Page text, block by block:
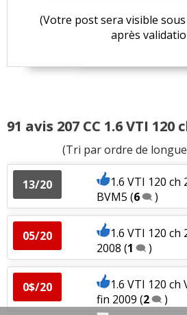
(Votre post sera visible
après
91 avis 207 CC 1.6 VTI 120
(Tri par ordre de
13/20
1.6 VTI 120 ch
BVM5 (6 )
05/20
1.6 VTI 120
2008 (1 )
0$/20
1.6 VTI 120
fin 2009 (2 )